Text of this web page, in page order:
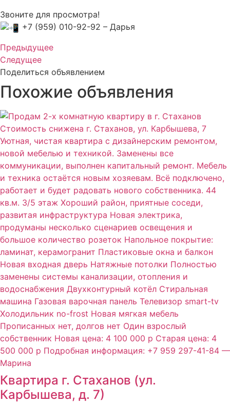
Звоните для просмотра!
+7 (959) 010-92-92 – Дарья
Предыдущее
Следущее
Поделиться объявлением
Похожие объявления
Квартира г. Стаханов (ул.
Карбышева, д. 7)